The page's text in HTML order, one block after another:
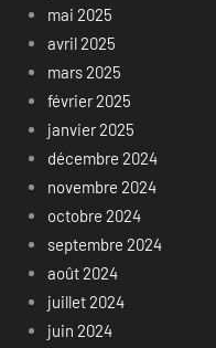
mai 2025
avril 2025
mars 2025
février 2025
janvier 2025
décembre 2024
novembre 2024
octobre 2024
septembre 2024
août 2024
juillet 2024
juin 2024